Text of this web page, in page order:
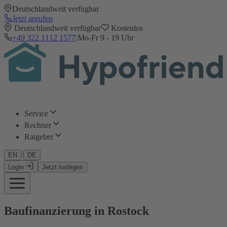
Deutschlandweit verfügbar
Jetzt anrufen
Deutschlandweit verfügbar
Kostenlos
+49 322 1112 1577:Mo-Fr 9 - 19 Uhr
Service
Rechner
Ratgeber
EN /
DE
Login
Jetzt loslegen
Baufinanzierung in Rostock